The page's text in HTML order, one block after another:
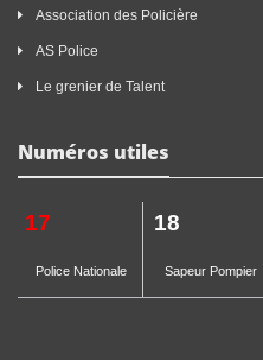
Association des Policière
AS Police
Le grenier de Talent
Numéros utiles
17
Police Nationale
18
Sapeur Pompier